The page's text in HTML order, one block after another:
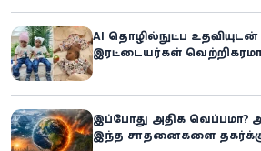
AI தொழில்நுட்ப
இரட்டையர்கள்
இப்போது அதிக வெப்பமா?
இந்த சாதனைகளை